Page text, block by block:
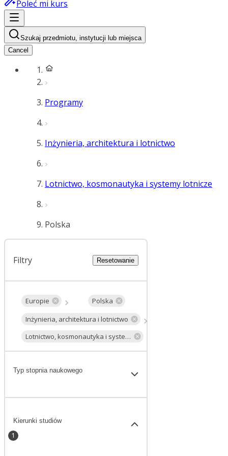
Poleć mi kurs
Szukaj przedmiotu, instytucji lub miejsca
Cancel
Programy
Inżynieria, architektura i lotnictwo
Lotnictwo, kosmonautyka i systemy lotnicze
Polska
Filtry Resetowanie
Europie
Polska
Inżynieria, architektura i lotnictwo
Lotnictwo, kosmonautyka i systemy lotnicze
Typ stopnia naukowego
Kierunki studiów
1